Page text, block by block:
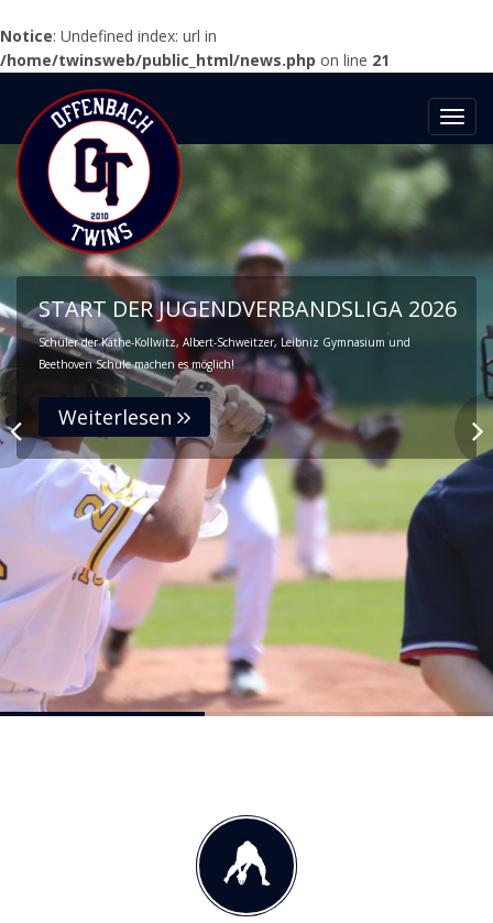
Notice: Undefined index: url in
/home/twinsweb/public_html/news.php on line 21
START DER JUGENDVERBANDSLIGA 2026
Schüler der Käthe-Kollwitz, Albert-Schweitzer, Leibniz Gymnasium und
Beethoven Schule machen es möglich!
Weiterlesen